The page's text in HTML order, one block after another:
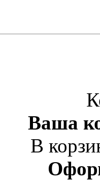
Ваша
В